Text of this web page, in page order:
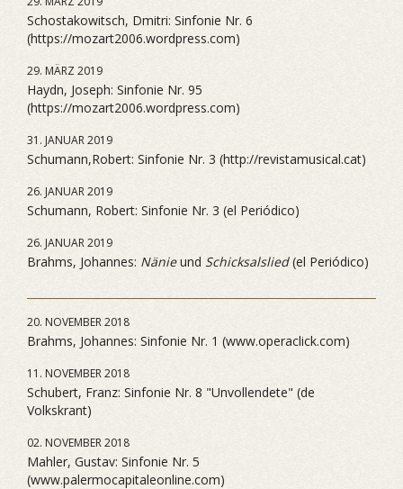
Schostakowitsch, Dmitri: Sinfonie Nr. 6
(https://mozart2006.wordpress.com)
29. MÄRZ 2019
Haydn, Joseph: Sinfonie Nr. 95
(https://mozart2006.wordpress.com)
31. JANUAR 2019
Schumann,Robert: Sinfonie Nr. 3 (http://revistamusical.cat)
26. JANUAR 2019
Schumann, Robert: Sinfonie Nr. 3 (el Periódico)
26. JANUAR 2019
Brahms, Johannes: Nänieund Schicksalslied(el Periódico)
20. NOVEMBER 2018
Brahms, Johannes: Sinfonie Nr. 1 (www.operaclick.com)
11. NOVEMBER 2018
Schubert, Franz: Sinfonie Nr. 8 "Unvollendete" (de
Volkskrant)
02. NOVEMBER 2018
Mahler, Gustav: Sinfonie Nr. 5
(www.palermocapitaleonline.com)